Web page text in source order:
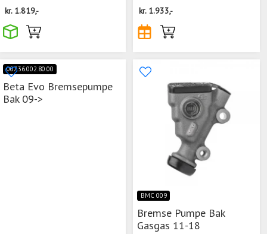
kr. 1.819,- kr. 1.933,-
007.36.002.80.00
Beta Evo Bremsepumpe
Bak 09->
BMC 009
Bremse Pumpe Bak
Gasgas 11-18